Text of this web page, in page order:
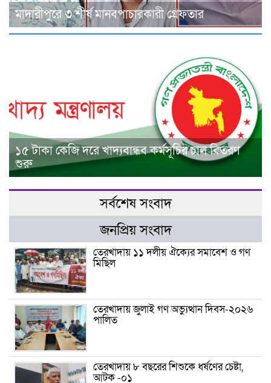
মাদারীপুরে ৩ শীর্ষ মানবপাচারকারী গ্রেফতার
১৫ টাকা কেজি দরে খাদ্যবান্ধব কর্মসূচির চাল বিতরণ
শুরু
সর্বশেষ সংবাদ
জনপ্রিয় সংবাদ
তেরখাদায় ১১ দলীয় ঐক্যের সমাবেশ ও গণ
মিছিল
তেরখাদায় জুলাই গণ অভ্যুত্থান দিবস-২০২৬
পালিত
তেরখাদায় ৮ বছরের শিশুকে ধর্ষণের চেষ্টা,
আটক -০১